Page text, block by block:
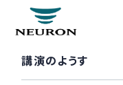
講演のようす